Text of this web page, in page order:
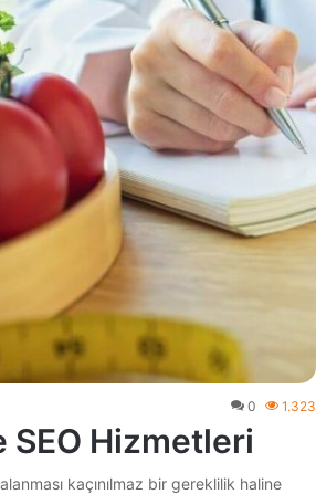
0 1.323
Hizmetleri
kaçınılmaz bir gereklilik haline